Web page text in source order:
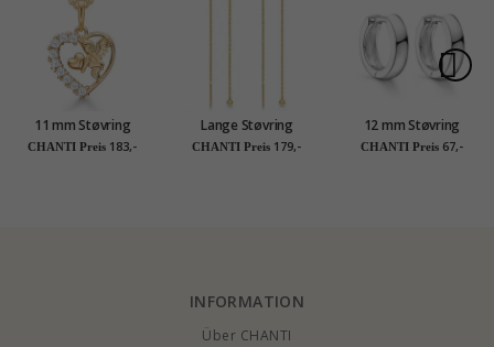
11 mm Støvring
Design Herz Zirkon
CHANTI Preis 183,-
Lange Støvring
Design ketten
CHANTI Preis 179,-
12 mm Støvring
Design Kreole in
CHANTI Preis 67,-
INFORMATION
Über CHANTI